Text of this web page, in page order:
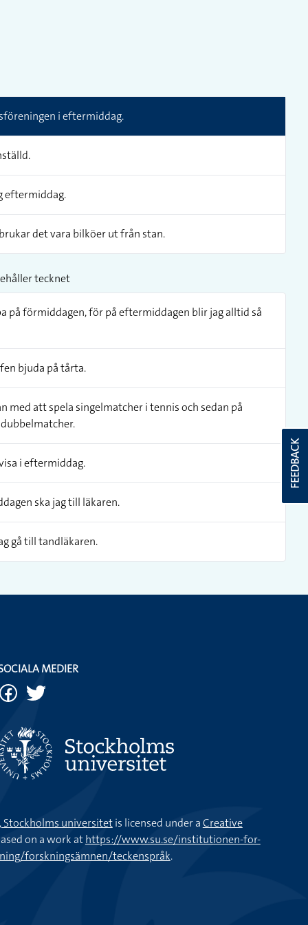
i eftermiddag.
eftermiddag.
det vara bilköer ut från stan.
tecknet
på förmiddagen, för på eftermiddagen blir jag alltid så
bjuda på tårta.
med att spela singelmatcher i tennis och sedan på
i eftermiddag.
ska jag till läkaren.
gå till tandläkaren.
FEEDBACK
MEDIER
universitetis licensed under aCreative
on a work athttps://www.su.se/institutionen-for-
forskningsämnen/teckenspråk.